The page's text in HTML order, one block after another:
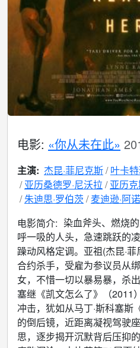
电影: «你从未在此»
主演: 杰昆·菲尼克斯 叶卡
亚历桑德罗·尼沃拉
亚历
朱迪思·罗伯茨 麦迪逊·阿
电影简介: 染血斧头、燃烧
呼一吸的人头，急速跳跃的
躁动风格定调。亚祖(杰昆·
合约杀手，受雇为参议员从
女，不惜一切以暴易暴，杀
塞继《凯文怎么了》（2011
冲击，犹如从马丁·斯科塞斯
的倒后镜，近距离凝视驾驶
思，逐步揭开沉默背后压抑